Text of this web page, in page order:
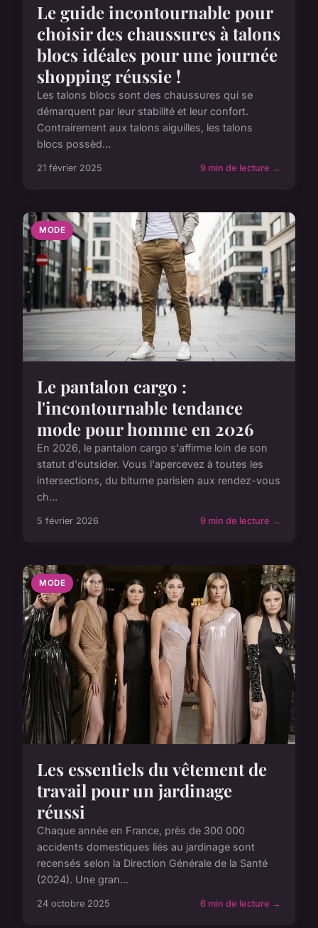
Le guide incontournable pour
choisir des chaussures à talons
blocs idéales pour une journée
shopping réussie !
Les talons blocs sont des chaussures qui se
démarquent par leur stabilité et leur confort.
Contrairement aux talons aiguilles, les talons
blocs possèd...
21 février 2025 9 min de lecture →
MODE
Le pantalon cargo :
l'incontournable tendance
mode pour homme en 2026
En 2026, le pantalon cargo s'affirme loin de son
statut d'outsider. Vous l'apercevez à toutes les
intersections, du bitume parisien aux rendez-vous
ch...
5 février 2026 9 min de lecture →
MODE
Les essentiels du vêtement de
travail pour un jardinage
réussi
Chaque année en France, près de 300 000
accidents domestiques liés au jardinage sont
recensés selon la Direction Générale de la Santé
(2024). Une gran...
24 octobre 2025 6 min de lecture →